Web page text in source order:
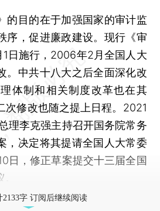
的目的在于加强国家的审计监
序，促进廉政建设。现行《审
1日施行，2006年2月全国人大
。中共十八大之后全面深化改
体制和相关制度改革也在其
次修改也随之提上日程。2021
理李克强主持召开国务院常务
，决定将其提请全国人大常委
日，修正草案提交十三届全国
2133字 订阅后继续阅读